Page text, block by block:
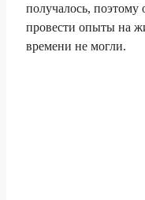
получалось, поэтому
провести опыты на
времени не могли.